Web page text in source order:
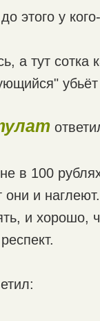
этого у
а тут сотка
в 100
и
и хорошо,